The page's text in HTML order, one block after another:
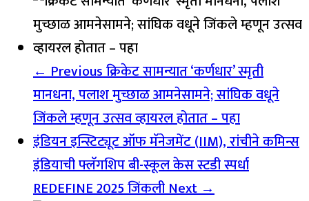
← Previousक्रिकेट सामन्यात ‘कर्णधार’ स्मृती
मानधना, पलाश मुच्छाळ आमनेसामने; सांघिक वधूने
जिंकले म्हणून उत्सव व्हायरल होतात – पहा
इंडियन इन्स्टिट्यूट ऑफ मॅनेजमेंट (IIM), रांचीने कमिन्स
इंडियाची फ्लॅगशिप बी-स्कूल केस स्टडी स्पर्धा
REDEFINE 2025 जिंकलीNext →